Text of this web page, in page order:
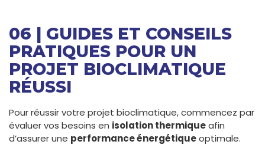
06 | GUIDES ET CONSEILS
PRATIQUES POUR UN
PROJET BIOCLIMATIQUE
RÉUSSI
Pour réussir votre projet bioclimatique, commencez par
évaluer vos besoins en isolation thermiqueafin
d’assurer une performance énergétiqueoptimale.